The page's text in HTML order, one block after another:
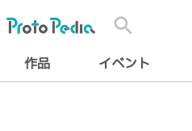
search
作品 イベント